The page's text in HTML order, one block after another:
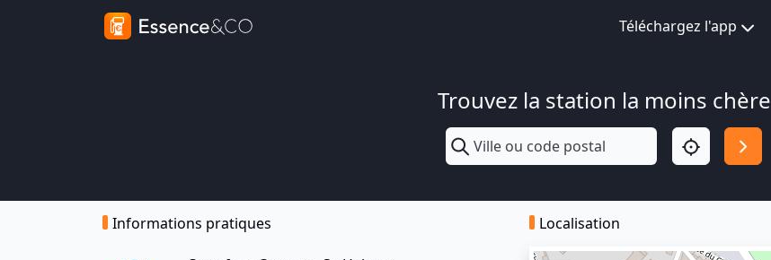
Téléchargez l'app
Trouvez la station la moins chère
Informations pratiques Localisation